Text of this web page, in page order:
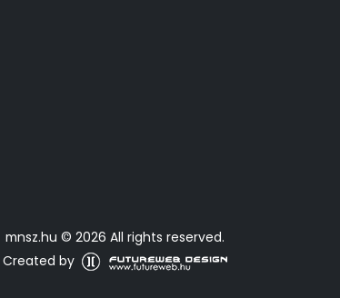
mnsz.hu © 2026 All rights reserved.
Created by